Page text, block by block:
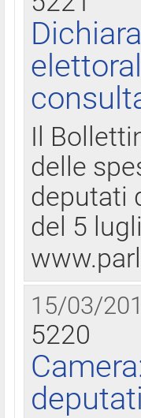
Il
delle
deputati
del 5
15/03/
5220